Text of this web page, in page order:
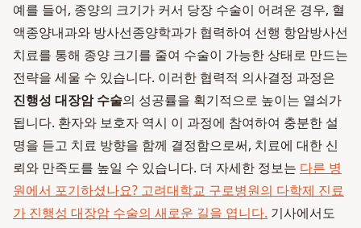
예를 들어, 종양의 크기가 커서 당장 수술이 어려운 경우, 혈
액종양내과와 방사선종양학과가 협력하여 선행 항암방사선
치료를 통해 종양 크기를 줄여 수술이 가능한 상태로 만드는
전략을 세울 수 있습니다. 이러한 협력적 의사결정 과정은
진행성 대장암 수술의 성공률을 획기적으로 높이는 열쇠가
됩니다. 환자와 보호자 역시 이 과정에 참여하여 충분한 설
명을 듣고 치료 방향을 함께 결정함으로써, 치료에 대한 신
뢰와 만족도를 높일 수 있습니다. 더 자세한 정보는 다른 병
원에서 포기하셨나요? 고려대학교 구로병원의 다학제 진료
가 진행성 대장암 수술의 새로운 길을 엽니다. 기사에서도